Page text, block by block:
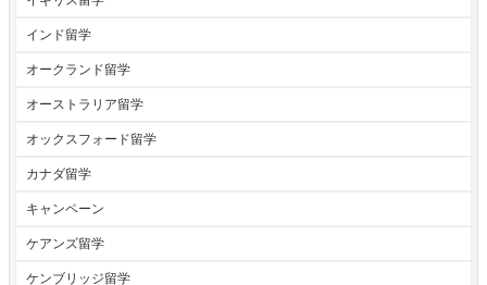
インド留学
オークランド留学
オーストラリア留学
オックスフォード留学
カナダ留学
キャンペーン
ケアンズ留学
ケンブリッジ留学